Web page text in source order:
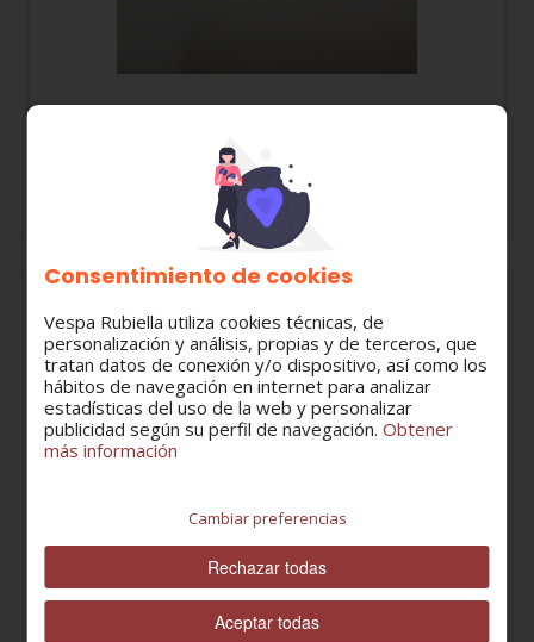
XL / PLURIMATIC / FL
Consentimiento de cookies
Vespa Rubiella utiliza cookies técnicas, de
personalización y análisis, propias y de terceros, que
tratan datos de conexión y/o dispositivo, así como los
hábitos de navegación en internet para analizar
estadísticas del uso de la web y personalizar
publicidad según su perfil de navegación.Obtener
más información
Cambiar preferencias
Rechazar todas
Aceptar todas